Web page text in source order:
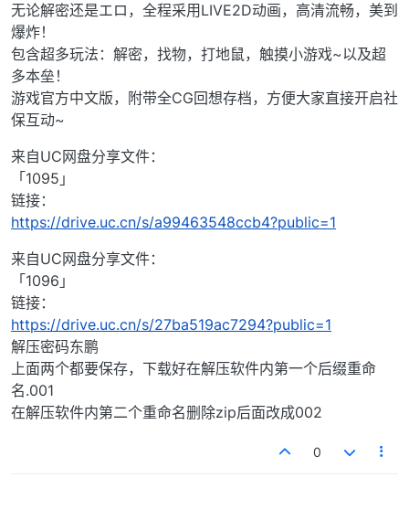
无论解密还是エロ，全程采用LIVE2D动画，高清流畅，美到
爆炸！
包含超多玩法：解密，找物，打地鼠，触摸小游戏~以及超
多本垒！
游戏官方中文版，附带全CG回想存档，方便大家直接开启社
保互动~
来自UC网盘分享文件：
「1095」
链接：
https://drive.uc.cn/s/a99463548ccb4?public=1
来自UC网盘分享文件：
「1096」
链接：
https://drive.uc.cn/s/27ba519ac7294?public=1
解压密码东鹏
上面两个都要保存，下载好在解压软件内第一个后缀重命
名.001
在解压软件内第二个重命名删除zip后面改成002
0